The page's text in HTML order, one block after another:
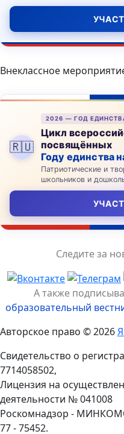
Внеклассное
🇷🇺
2026 — ГОД
Цикл
посвящённых
Году единства
Патриотические и
школьников и
Следите за
А также
образовательный
Авторское право © 2026
Свидетельство о
7714058502,
Лицензия на
деятельности № 041008
Роскомнадзор -
77 - 75452.